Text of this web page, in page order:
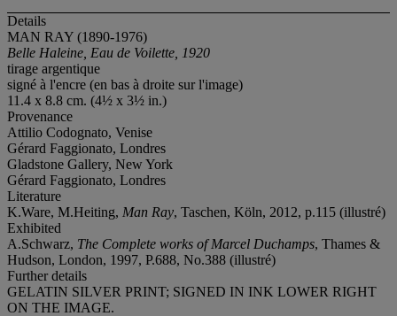
Details
MAN RAY (1890-1976)
Belle Haleine, Eau de Voilette, 1920
tirage argentique
signé à l'encre (en bas à droite sur l'image)
11.4 x 8.8 cm. (4½ x 3½ in.)
Provenance
Attilio Codognato, Venise
Gérard Faggionato, Londres
Gladstone Gallery, New York
Gérard Faggionato, Londres
Literature
K.Ware, M.Heiting, Man Ray, Taschen, Köln, 2012, p.115 (illustré)
Exhibited
A.Schwarz, The Complete works of Marcel Duchamps, Thames &
Hudson, London, 1997, P.688, No.388 (illustré)
Further details
GELATIN SILVER PRINT; SIGNED IN INK LOWER RIGHT
ON THE IMAGE.